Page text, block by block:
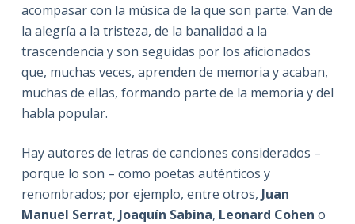
acompasar con la música de la que son parte. Van de
la alegría a la tristeza, de la banalidad a la
trascendencia y son seguidas por los aficionados
que, muchas veces, aprenden de memoria y acaban,
muchas de ellas, formando parte de la memoria y del
habla popular.
Hay autores de letras de canciones considerados –
porque lo son – como poetas auténticos y
renombrados; por ejemplo, entre otros, Juan
Manuel Serrat, Joaquín Sabina, Leonard Cohen o